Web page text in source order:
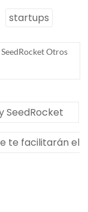
startups
SeedRocket Otros
SeedRocket
te facilitarán el